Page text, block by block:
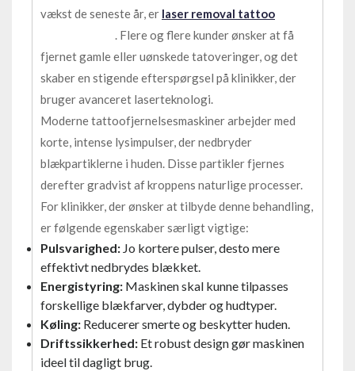
vækst de seneste år, er laser removal tattoo
. Flere og flere kunder ønsker at få
fjernet gamle eller uønskede tatoveringer, og det
skaber en stigende efterspørgsel på klinikker, der
bruger avanceret laserteknologi.
Moderne tattoofjernelsesmaskiner arbejder med
korte, intense lysimpulser, der nedbryder
blækpartiklerne i huden. Disse partikler fjernes
derefter gradvist af kroppens naturlige processer.
For klinikker, der ønsker at tilbyde denne behandling,
er følgende egenskaber særligt vigtige:
Pulsvarighed: Jo kortere pulser, desto mere
effektivt nedbrydes blækket.
Energistyring: Maskinen skal kunne tilpasses
forskellige blækfarver, dybder og hudtyper.
Køling: Reducerer smerte og beskytter huden.
Driftssikkerhed: Et robust design gør maskinen
ideel til dagligt brug.